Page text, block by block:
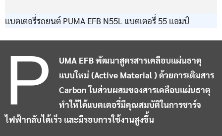
แบตเตอรี่รถยนต์ PUMA EFB N55L แบตเตอรี่ 55 แอมป์
P
UMA EFB พัฒนาสูตรสารเคลือบแผ่นธาตุ
แบบใหม่ (Active Material ) ด้วยการเติมสาร
Carbon ในส่วนผสมของสารเคลือบแผ่นธาตุ
ทำให้ได้แบตเตอรี่มีคุณสมบัติในการชาร์จ
ไฟฟ้ากลับได้เร็ว และมีรอบการใช้งานสูงขึ้น